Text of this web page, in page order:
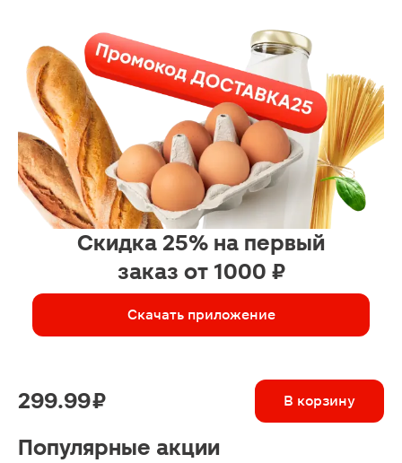
хорошо.Утром после
мерных ложечки смеси
водой или чаем и жизнь
Скажите можно в аптеке
витамины и не
Можно,но хорошего
дорогие и таблеток я уже
достаточно наелась.А
вкусная!Упаковка отличного
качества ,а еще мерная
прилагается.
Спасибо Малыш!Ты
людям чувствовать себя
Скидка 25% на первый
заказ от 1000 ₽
Скачать приложение
299.99 ₽ В корзину
Популярные акции